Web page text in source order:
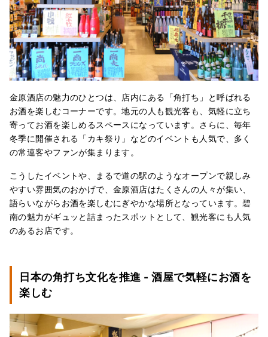
金原酒店の魅力のひとつは、店内にある「角打ち」と呼ばれる
お酒を楽しむコーナーです。地元の人も観光客も、気軽に立ち
寄ってお酒を楽しめるスペースになっています。さらに、毎年
冬季に開催される「カキ祭り」などのイベントも人気で、多く
の常連客やファンが集まります。
こうしたイベントや、まるで道の駅のようなオープンで親しみ
やすい雰囲気のおかげで、金原酒店はたくさんの人々が集い、
語らいながらお酒を楽しむにぎやかな場所となっています。碧
南の魅力がギュッと詰まったスポットとして、観光客にも人気
のあるお店です。
日本の角打ち文化を推進 - 酒屋で気軽にお酒を
楽しむ